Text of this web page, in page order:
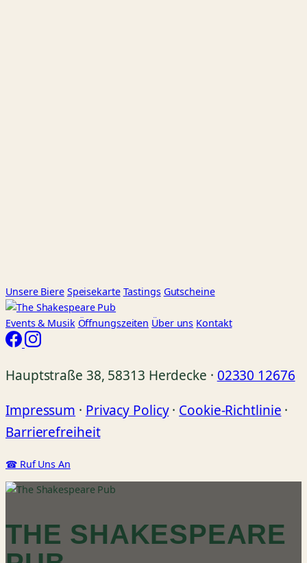
Unsere Biere Speisekarte Tastings Gutscheine
Events& Musik Öffnungszeiten Über uns Kontakt
Hauptstraße 38, 58313 Herdecke · 02330 12676
Impressum · Privacy Policy· Cookie-Richtlinie ·
Barrierefreiheit
☎ Ruf Uns An
THE SHAKESPEARE